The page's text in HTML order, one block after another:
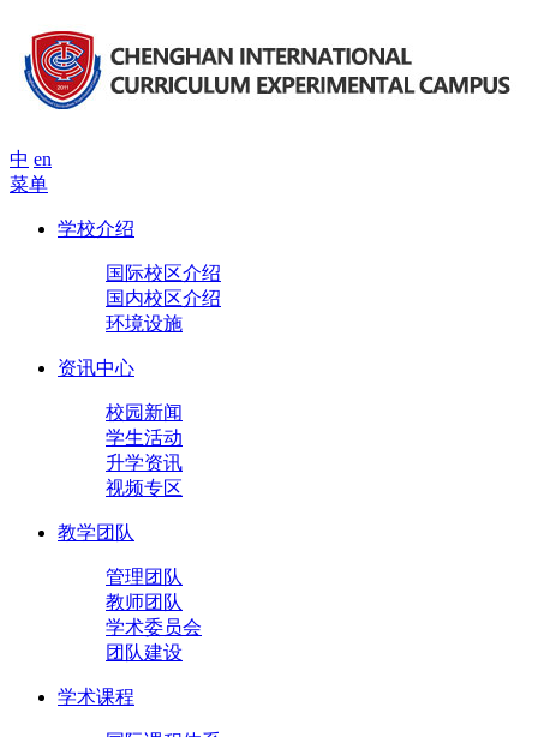
中 en
菜单
学校介绍
国际校区介绍
国内校区介绍
环境设施
资讯中心
校园新闻
学生活动
升学资讯
视频专区
教学团队
管理团队
教师团队
学术委员会
团队建设
学术课程